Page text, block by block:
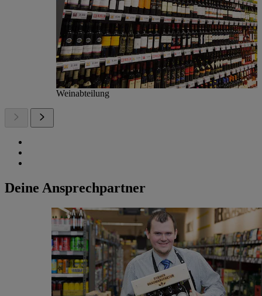
Weinabteilung
Deine Ansprechpartner